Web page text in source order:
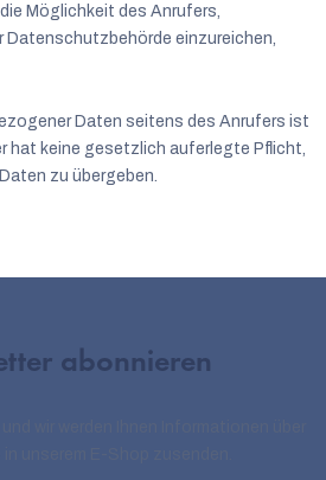
Möglichkeit des Anrufers,
Datenschutzbehörde einzureichen,
Daten seitens des Anrufers ist
hat keine gesetzlich auferlegte Pflicht,
zu übergeben.
abonnieren